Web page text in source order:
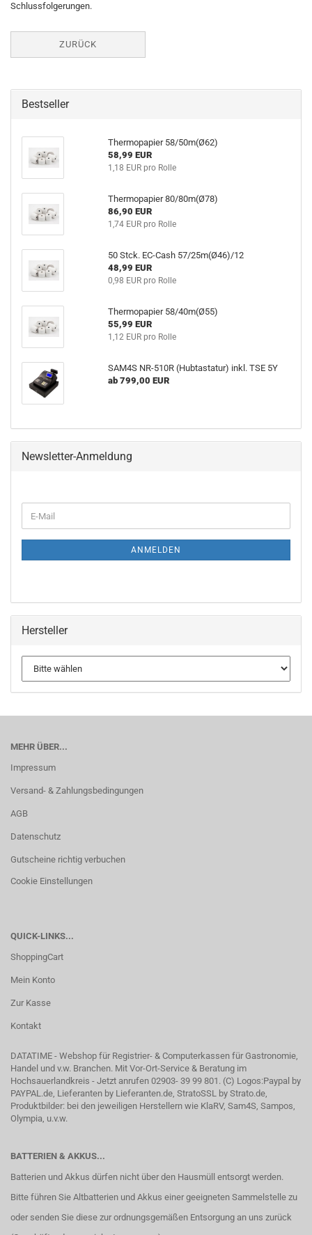
Schlussfolgerungen.
ZURÜCK
Bestseller
Thermopapier 58/50m(Ø62)
58,99 EUR
1,18 EUR pro Rolle
Thermopapier 80/80m(Ø78)
86,90 EUR
1,74 EUR pro Rolle
50 Stck. EC-Cash 57/25m(Ø46)/12
48,99 EUR
0,98 EUR pro Rolle
Thermopapier 58/40m(Ø55)
55,99 EUR
1,12 EUR pro Rolle
SAM4S NR-510R (Hubtastatur) inkl. TSE 5Y
ab 799,00 EUR
Newsletter-Anmeldung
ZUR
E-
Mail
ANMELDEN
Hersteller
MEHR ÜBER...
Impressum
Versand- & Zahlungsbedingungen
AGB
Datenschutz
Gutscheine richtig verbuchen
Cookie Einstellungen
QUICK-LINKS...
ShoppingCart
Mein Konto
Zur Kasse
Kontakt
DATATIME - Webshop für Registrier- & Computerkassen für Gastronomie,
Handel und v.w. Branchen. Mit Vor-Ort-Service & Beratung im
Hochsauerlandkreis - Jetzt anrufen 02903- 39 99 801. (C) Logos:Paypal by
PAYPAL.de, Lieferanten by Lieferanten.de, StratoSSL by Strato.de,
Produktbilder: bei den jeweiligen Herstellern wie KlaRV, Sam4S, Sampos,
Olympia, u.v.w.
BATTERIEN & AKKUS...
Batterien und Akkus dürfen nicht über den Hausmüll entsorgt werden.
Bitte führen Sie Altbatterien und Akkus einer geeigneten Sammelstelle zu
oder senden Sie diese zur ordnungsgemäßen Entsorgung an uns zurück